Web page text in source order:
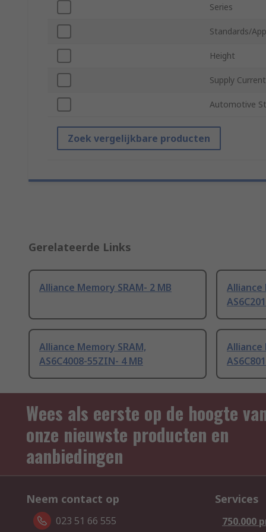
Series
Standards/
Height
Supply Current
Automotive
Zoek vergelijkbare producten
Gerelateerde Links
Alliance Memory SRAM- 2 MB
Alliance
Alliance Memory SRAM,
AS6C4008-55ZIN- 4 MB
Alliance
Wees als eerste op de hoogte
onze nieuwste producten en
aanbiedingen
Neem contact op
023 51 66 555
Services
750.000